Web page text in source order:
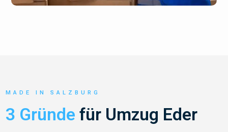
MADE IN SALZBURG
3 Gründe für Umzug Eder